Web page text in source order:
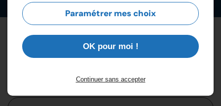
Déposez votre candidature : CV et
Lettre de Motivation
Nom
Paramétrer mes choix
OK pour moi !
Continuer sans accepter